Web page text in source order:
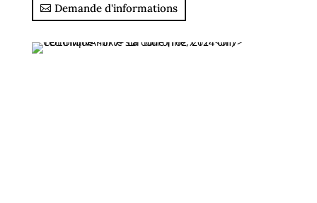
Demande d'informations